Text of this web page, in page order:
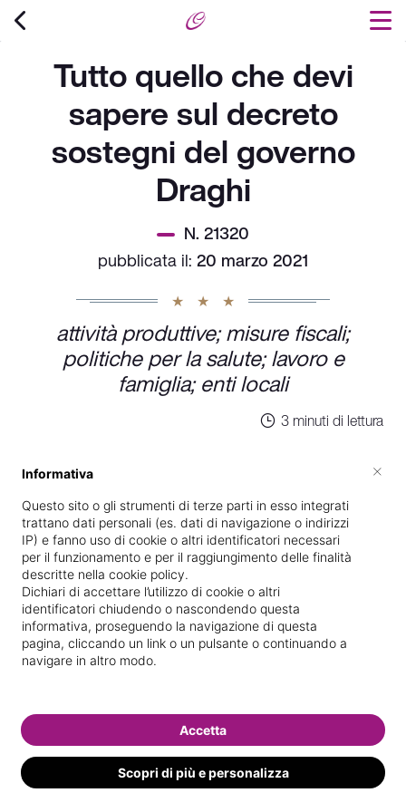
Tutto quello che devi
sapere sul decreto
sostegni del governo
Draghi
N. 21320
pubblicata il: 20 marzo 2021
attività produttive; misure fiscali;
politiche per la salute; lavoro e
famiglia; enti locali
3 minuti di lettura
ATTIVITA' PRODUTTIVE
professionisti
Contributi a fondo perduto per circa 3
milioni di imprese e professionisti che
nel 2020 hanno perso almeno il 30%
del fatturato medio mensile rispetto al
2019
Contributi pari a una percentuale del
calo di fatturato medio mensile
registrato
Informativa
Questo sito o gli strumenti di terze parti in esso integrati
trattano dati personali (es. dati di navigazione o indirizzi
IP) e fanno uso di cookie o altri identificatori necessari
per il funzionamento e per il raggiungimento delle finalità
descritte nella cookie policy.
Dichiari di accettare l’utilizzo di cookie o altri
identificatori chiudendo o nascondendo questa
informativa, proseguendo la navigazione di questa
pagina, cliccando un link o un pulsante o continuando a
navigare in altro modo.
Scopri di più e personalizza
Accetta
×